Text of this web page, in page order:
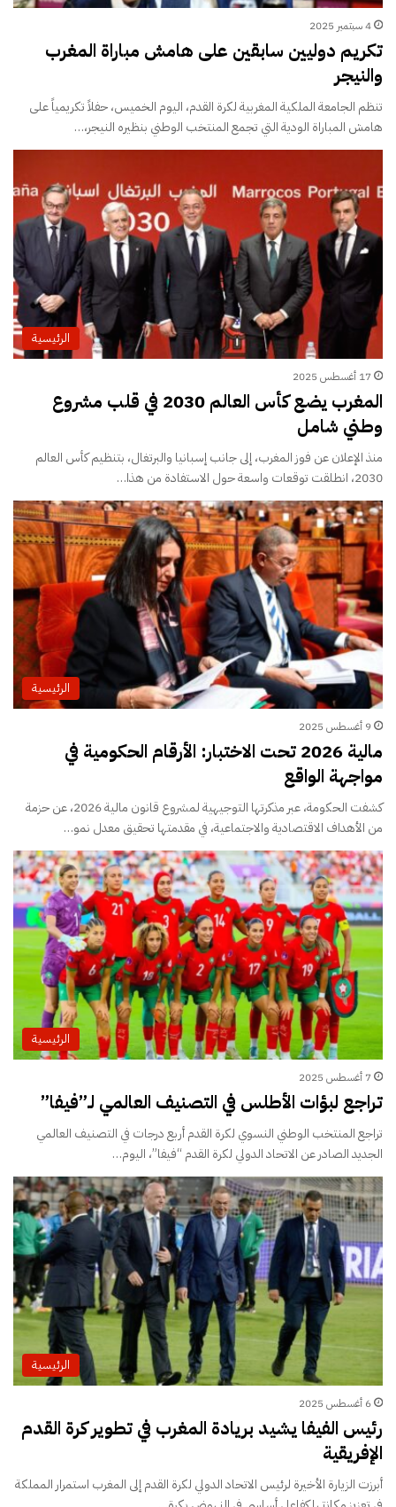
4 سبتمبر 2025
تكريم دوليين سابقين على هامش مباراة المغرب
والنيجر
تنظم الجامعة الملكية المغربية لكرة القدم، اليوم الخميس، حفلاً تكريمياً على
هامش المباراة الودية التي تجمع المنتخب الوطني بنظيره النيجر،…
الرئيسية
17 أغسطس 2025
المغرب يضع كأس العالم 2030 في قلب مشروع
وطني شامل
منذ الإعلان عن فوز المغرب، إلى جانب إسبانيا والبرتغال، بتنظيم كأس العالم
2030، انطلقت توقعات واسعة حول الاستفادة من هذا…
الرئيسية
9 أغسطس 2025
مالية 2026 تحت الاختبار: الأرقام الحكومية في
مواجهة الواقع
كشفت الحكومة، عبر مذكرتها التوجيهية لمشروع قانون مالية 2026، عن حزمة
من الأهداف الاقتصادية والاجتماعية، في مقدمتها تحقيق معدل نمو…
الرئيسية
7 أغسطس 2025
تراجع لبؤات الأطلس في التصنيف العالمي لـ”فيفا”
تراجع المنتخب الوطني النسوي لكرة القدم أربع درجات في التصنيف العالمي
الجديد الصادر عن الاتحاد الدولي لكرة القدم “فيفا”، اليوم…
الرئيسية
6 أغسطس 2025
رئيس الفيفا يشيد بريادة المغرب في تطوير كرة القدم
الإفريقية
أبرزت الزيارة الأخيرة لرئيس الاتحاد الدولي لكرة القدم إلى المغرب استمرار المملكة